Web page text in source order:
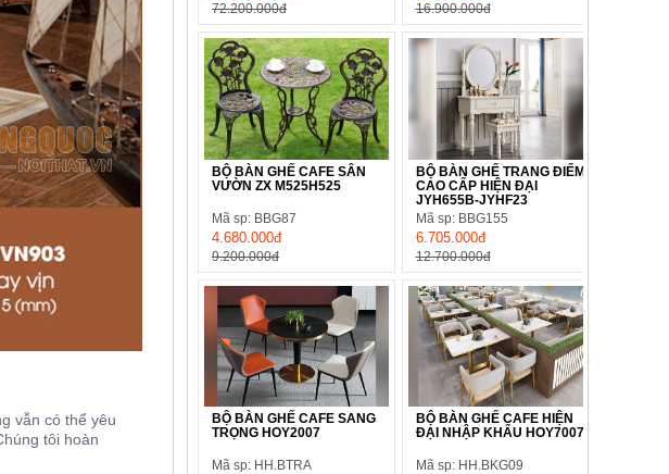
vẫn có thể yêu
tôi hoàn
72.200.000đ 16.900.000đ
BỘ BÀN GHẾ CAFE SÂN
VƯỜN ZX M525H525
Mã sp: BBG87
4.680.000đ
9.200.000đ
BỘ BÀN GHẾ TRANG ĐIỂM
CAO CẤP HIỆN ĐẠI
JYH655B-JYHF23
Mã sp: BBG155
6.705.000đ
12.700.000đ
BỘ BÀN GHẾ CAFE SANG
TRỌNG HOY2007
Mã sp: HH.BTRA
BỘ BÀN GHẾ CAFE HIỆN
ĐẠI NHẬP KHẨU HOY7007
Mã sp: HH.BKG09